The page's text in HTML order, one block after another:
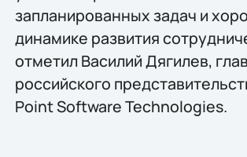
запланированных задач и
динамике развития
отметил Василий Дягилев,
российского
Point Software Technologies.